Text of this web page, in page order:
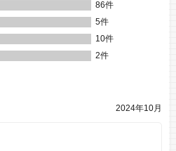
86件
5件
10件
2件
2024年10月